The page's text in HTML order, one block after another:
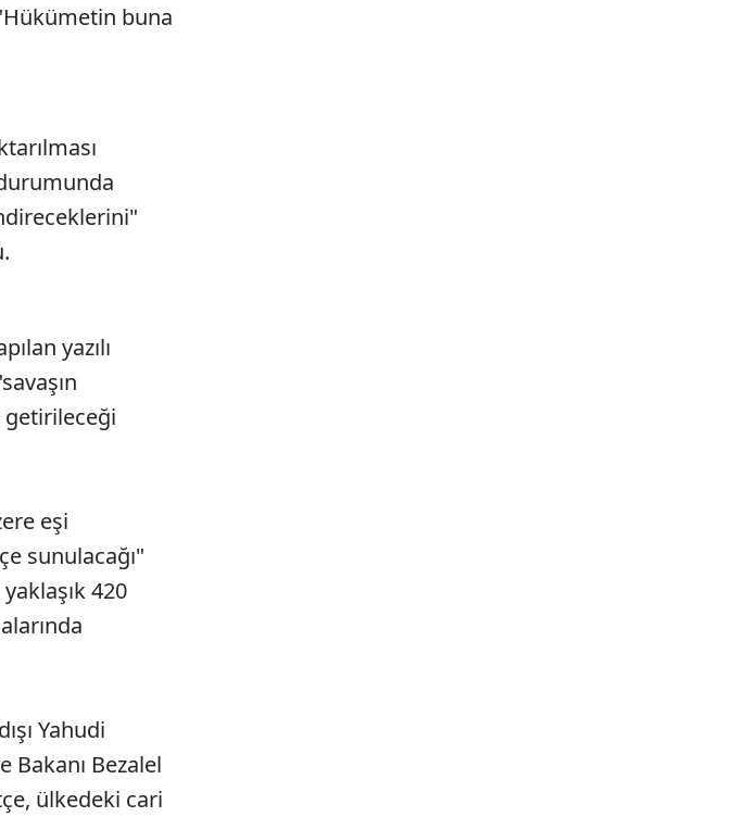
buna
yazılı
getirileceği
eşi
sunulacağı"
420
Yahudi
Bakanı Bezalel
ülkedeki cari